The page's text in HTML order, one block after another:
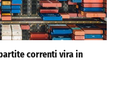
correnti vira in